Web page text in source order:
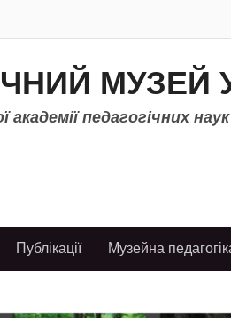
МУЗЕЙ
академії педагогічних
Публікації Музейна